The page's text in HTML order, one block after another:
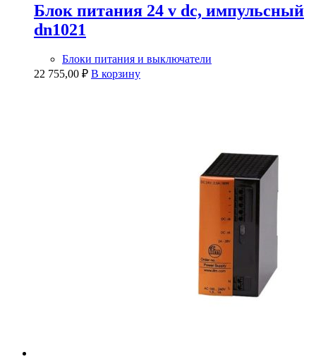
Блок питания 24 v dc, импульсный
dn1021
Блоки питания и выключатели
22 755,00 ₽ В корзину